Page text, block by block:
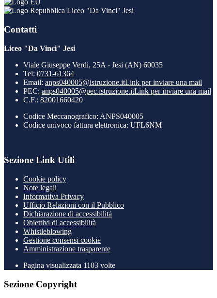
Liceo "Da Vinci" Jesi
Contatti
Liceo "Da Vinci" Jesi
Viale Giuseppe Verdi, 25A - Jesi (AN) 60035
Tel: 0731-61364
Email: anps040005@istruzione.itLink per inviare una mail
PEC: anps040005@pec.istruzione.itLink per inviare una mail
C.F.: 82001660420
Codice Meccanografico: ANPS040005
Codice univoco fattura elettronica: UFL6NM
Sezione Link Utili
Cookie policy
Note legali
Informativa Privacy
Ufficio Relazioni con il Pubblico
Dichiarazione di accessibilità
Obiettivi di accessibilità
Whistleblowing
Gestione consensi cookie
Amministrazione trasparente
Pagina visualizzata 1103 volte
Sezione Copyright